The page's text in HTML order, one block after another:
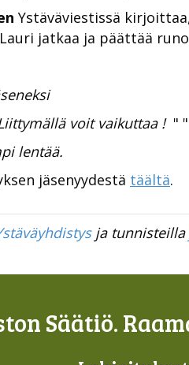
Ystäväviestissä
jatkaa ja päättää
vaikuttaa ! " "
lentää.
jäsenyydestä täältä.
ja tunnisteilla
Säätiö.